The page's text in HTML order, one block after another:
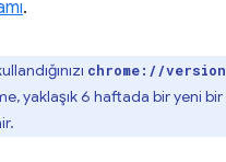
.
chrome://version
yaklaşık 6 haftada bir yeni bir